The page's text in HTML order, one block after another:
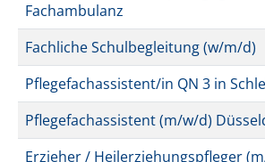
Fachambulanz
Fachliche Schulbegleitung (w/m/d)
Pflegefachassistent/in QN 3 in
Pflegefachassistent (m/w/d)
Erzieher / Heilerziehungspfleger